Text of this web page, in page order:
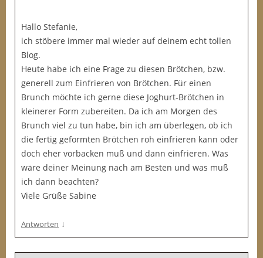
Hallo Stefanie,
ich stöbere immer mal wieder auf deinem echt tollen
Blog.
Heute habe ich eine Frage zu diesen Brötchen, bzw.
generell zum Einfrieren von Brötchen. Für einen
Brunch möchte ich gerne diese Joghurt-Brötchen in
kleinerer Form zubereiten. Da ich am Morgen des
Brunch viel zu tun habe, bin ich am überlegen, ob ich
die fertig geformten Brötchen roh einfrieren kann oder
doch eher vorbacken muß und dann einfrieren. Was
wäre deiner Meinung nach am Besten und was muß
ich dann beachten?
Viele Grüße Sabine
Antworten ↓